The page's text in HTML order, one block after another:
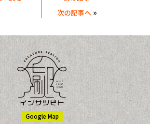
次の記事へ »
Google Map